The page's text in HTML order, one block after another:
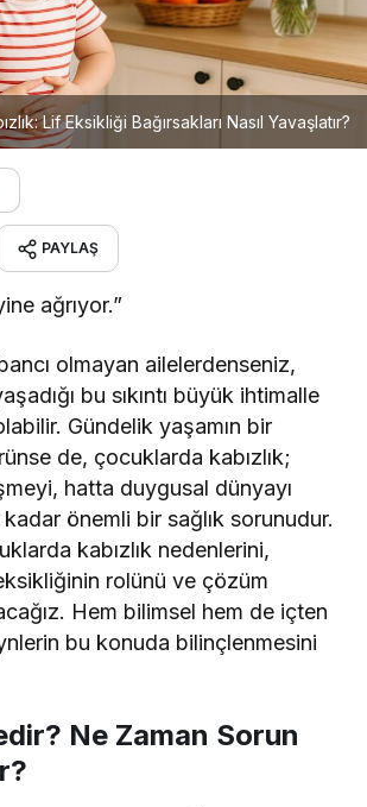
Lif Eksikliği Bağırsakları Nasıl Yavaşlatır?
PAYLAŞ
ağrıyor.”
olmayan ailelerdenseniz,
bu sıkıntı büyük ihtimalle
Gündelik yaşamın bir
de, çocuklarda kabızlık;
hatta duygusal dünyayı
önemli bir sağlık sorunudur.
kabızlık nedenlerini,
rolünü ve çözüm
Hem bilimsel hem de içten
bu konuda bilinçlenmesini
Ne Zaman Sorun